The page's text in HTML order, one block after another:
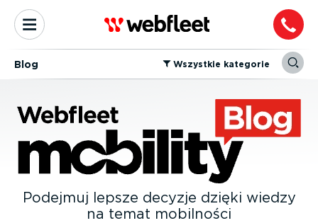
Blog ⁠Wszystkie kategorie
Podejmuj lepsze decyzje dzięki wiedzy
na temat mobilności